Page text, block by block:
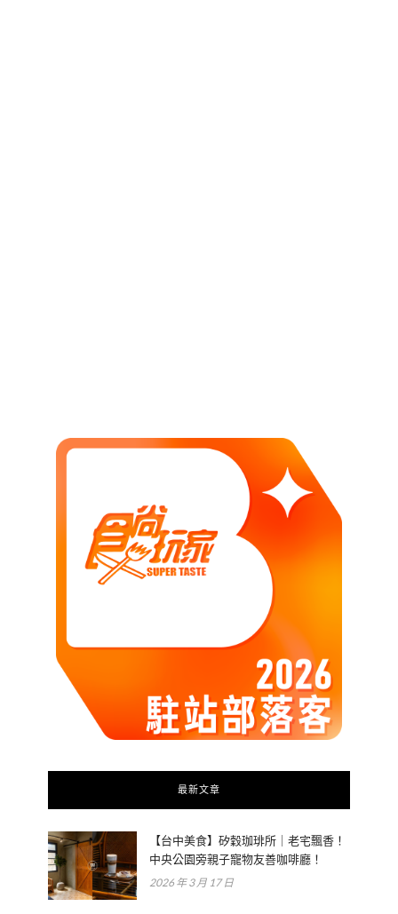
最新文章
【台中美食】矽穀珈琲所｜老宅飄香！
中央公園旁親子寵物友善咖啡廳！
2026 年 3 月 17 日